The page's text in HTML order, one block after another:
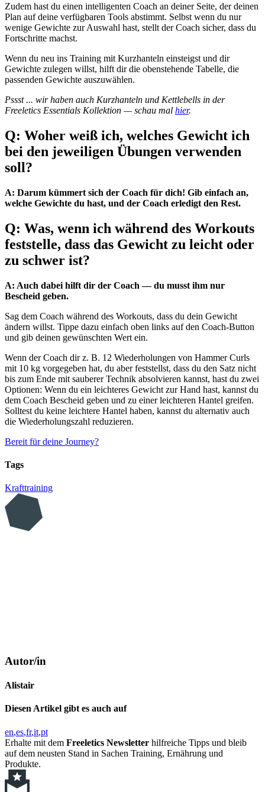
Zudem hast du einen intelligenten Coach an deiner Seite, der deinen
Plan auf deine verfügbaren Tools abstimmt. Selbst wenn du nur
wenige Gewichte zur Auswahl hast, stellt der Coach sicher, dass du
Fortschritte machst.
Wenn du neu ins Training mit Kurzhanteln einsteigst und dir
Gewichte zulegen willst, hilft dir die obenstehende Tabelle, die
passenden Gewichte auszuwählen.
Pssst ... wir haben auch Kurzhanteln und Kettlebells in der
Freeletics Essentials Kollektion — schau mal hier.
Q: Woher weiß ich, welches Gewicht ich
bei den jeweiligen Übungen verwenden
soll?
A: Darum kümmert sich der Coach für dich! Gib einfach an,
welche Gewichte du hast, und der Coach erledigt den Rest.
Q: Was, wenn ich während des Workouts
feststelle, dass das Gewicht zu leicht oder
zu schwer ist?
A: Auch dabei hilft dir der Coach — du musst ihm nur
Bescheid geben.
Sag dem Coach während des Workouts, dass du dein Gewicht
ändern willst. Tippe dazu einfach oben links auf den Coach-Button
und gib deinen gewünschten Wert ein.
Wenn der Coach dir z. B. 12 Wiederholungen von Hammer Curls
mit 10 kg vorgegeben hat, du aber feststellst, dass du den Satz nicht
bis zum Ende mit sauberer Technik absolvieren kannst, hast du zwei
Optionen: Wenn du ein leichteres Gewicht zur Hand hast, kannst du
dem Coach Bescheid geben und zu einer leichteren Hantel greifen.
Solltest du keine leichtere Hantel haben, kannst du alternativ auch
die Wiederholungszahl reduzieren.
Bereit für deine Journey?
Tags
Krafttraining
Autor/in
Alistair
Diesen Artikel gibt es auch auf
en es fr it pt
Erhalte mit dem Freeletics Newsletter hilfreiche Tipps und bleib
auf dem neusten Stand in Sachen Training, Ernährung und
Produkte.